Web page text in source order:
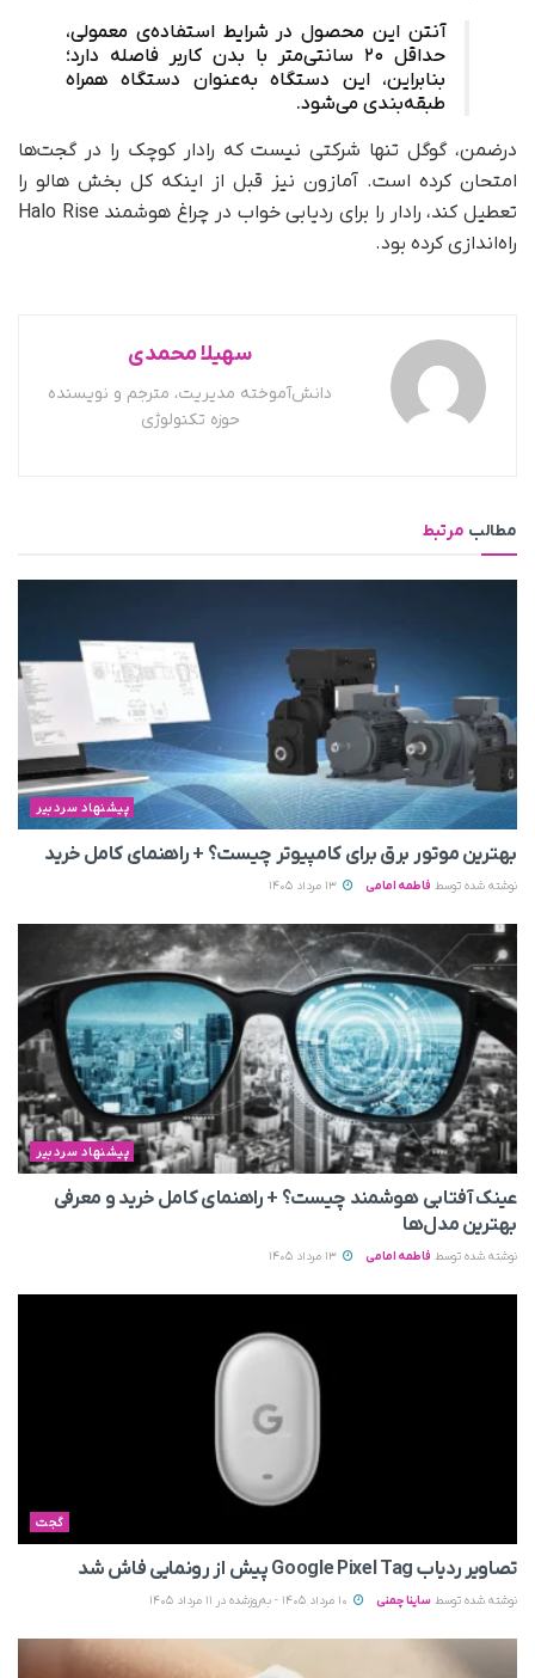
آنتن این محصول در شرایط استفاده‌ی معمولی،
حداقل ۲۰ سانتی‌متر با بدن کاربر فاصله دارد؛
بنابراین، این دستگاه به‌عنوان دستگاه همراه
طبقه‌بندی می‌شود.
درضمن، گوگل تنها شرکتی نیست که رادار کوچک را در گجت‌ها
امتحان کرده است. آمازون نیز قبل از اینکه کل بخش هالو را
تعطیل کند، رادار را برای ردیابی خواب در چراغ هوشمند Halo Rise
راه‌اندازی کرده بود.
سهیلا محمدی
دانش‌آموخته مدیریت، مترجم و نویسنده
حوزه تکنولوژی
مطالب مرتبط
پیشنهاد سردبیر
بهترین موتور برق برای کامپیوتر چیست؟ + راهنمای کامل خرید
نوشته شده توسط فاطمه امامی
پیشنهاد سردبیر
عینک آفتابی هوشمند چیست؟ + راهنمای کامل خرید و معرفی
بهترین مدل‌ها
نوشته شده توسط فاطمه امامی
گجت
تصاویر ردیاب Google Pixel Tag پیش از رونمایی فاش شد
نوشته شده توسط ساینا چمنی